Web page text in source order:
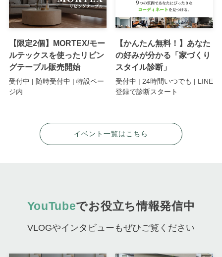
【限定2個】MORTEX/モー
ルテックスを使ったリビン
グテーブル販売開始
受付中 | 随時受付中 | 特設ペー
ジ内
【かんたん無料！】あなた
の好みが分かる「家づくり
スタイル診断」
受付中 | 24時間いつでも | LINE
登録で診断スタート
イベント一覧はこちら
YouTubeでお役立ち情報発信中
VLOGやインタビューもぜひご覧ください